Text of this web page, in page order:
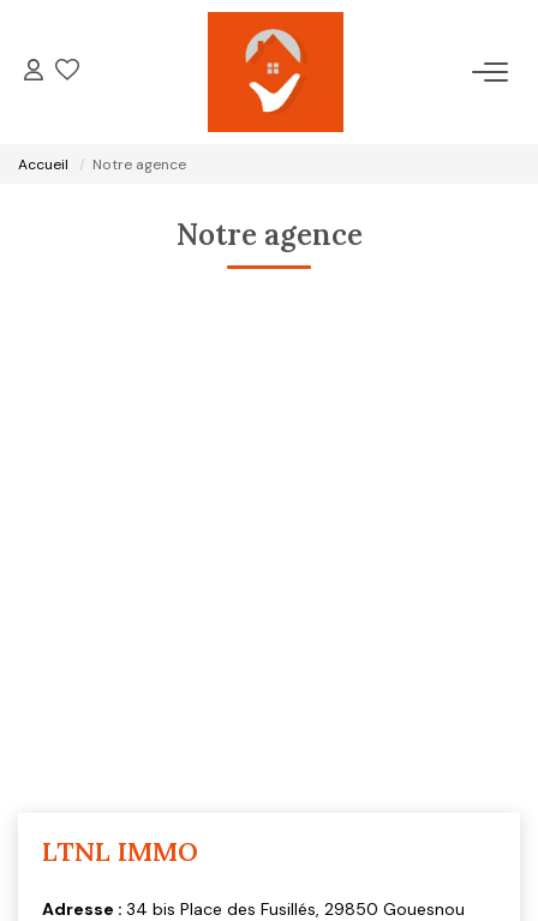
ACCUEIL
VENTES
Accueil Notre agence
Notre agence
LTNL IMMO
Adresse : 34 bis Place des Fusillés, 29850 Gouesnou